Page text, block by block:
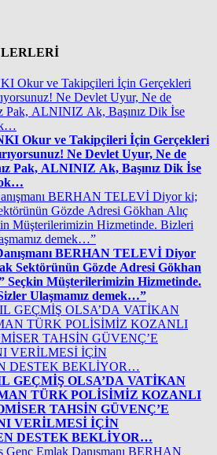
Okur ve Takipçileri İçin Gerçekleri
Pak, ALNINIZ Ak, Başınız Dik İse
BERHAN TELEVİ Diyor
Seçkin Müşterilerimizin Hizmetinde.
Ulaşmamız demek…”
GEÇMİŞ OLSA’DA VATİKAN
TÜRK POLİSİMİZ KOZANLI
TAHSİN GÜVENÇ’E
VERİLMESİ İÇİN
DESTEK BEKLİYOR…